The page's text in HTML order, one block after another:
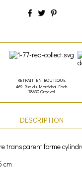
RETRAIT EN BOUTIQUE
469 Rue du Maréchal Foch
78630 Orgeval
DESCRIPTION
transparent forme
cm